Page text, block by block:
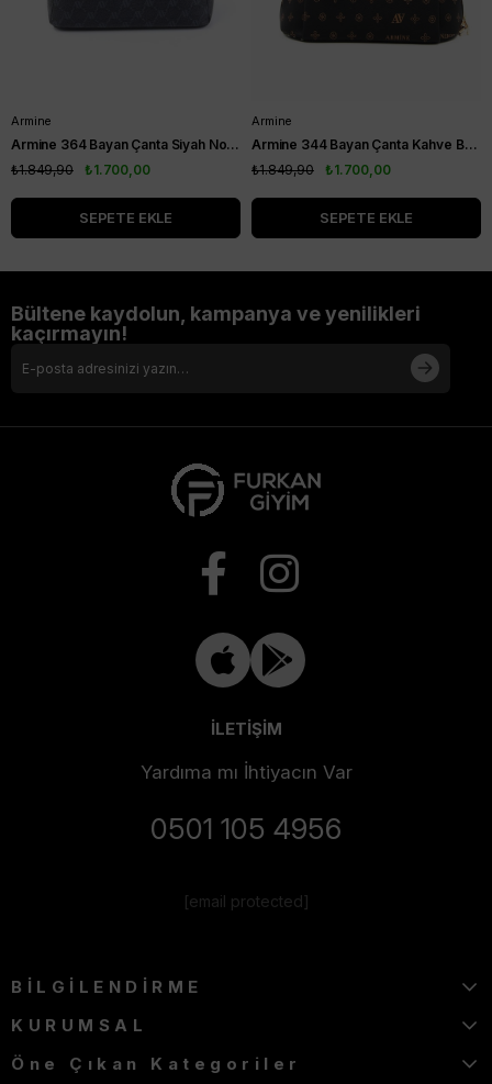
Armine
Armine 364 Bayan Çanta Siyah Noktalı
₺1.700,00
₺1.849,90
SEPETE EKLE
Armine
Armine 344 Bayan Çanta Kahve Baskılı
₺1.700,00
₺1.849,90
SEPETE EKLE
Bültene kaydolun, kampanya ve yenilikleri
kaçırmayın!
İLETİŞİM
Yardıma mı İhtiyacın Var
0501 105 4956
[email protected]
BİLGİLENDİRME
KURUMSAL
Öne Çıkan Kategoriler